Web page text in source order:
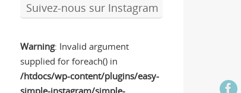
Suivez-nous sur Instagram
Warning: Invalid argument
supplied for foreach() in
/htdocs/wp-content/plugins/easy-
simple-instagram/simple-